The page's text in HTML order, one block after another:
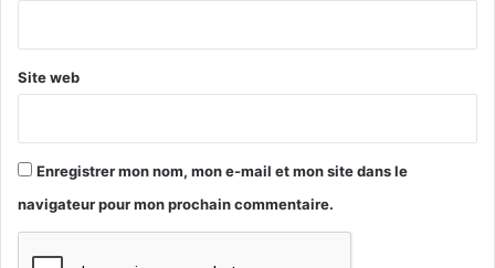
Site web
Enregistrer mon nom, mon e-mail et mon site dans le
navigateur pour mon prochain commentaire.